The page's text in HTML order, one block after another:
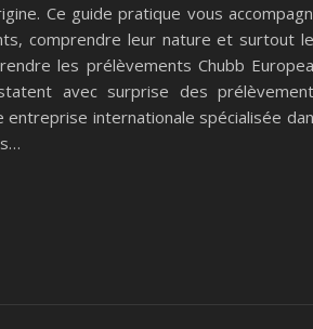
Ce guide pratique vous
comprendre leur nature et surtout
les prélèvements Chubb
avec surprise des
internationale spécialisée